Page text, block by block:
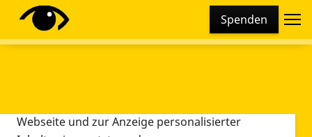
Spenden
Diese Webseite setzt verschiedene Cookies und
Tracking-Tools ein. Dies beinhaltet Cookies und
Webseite und zur Anzeige personalisierter